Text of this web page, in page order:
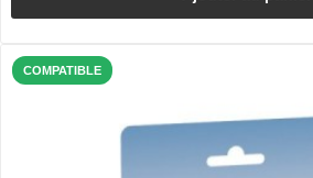
COMPATIBLE